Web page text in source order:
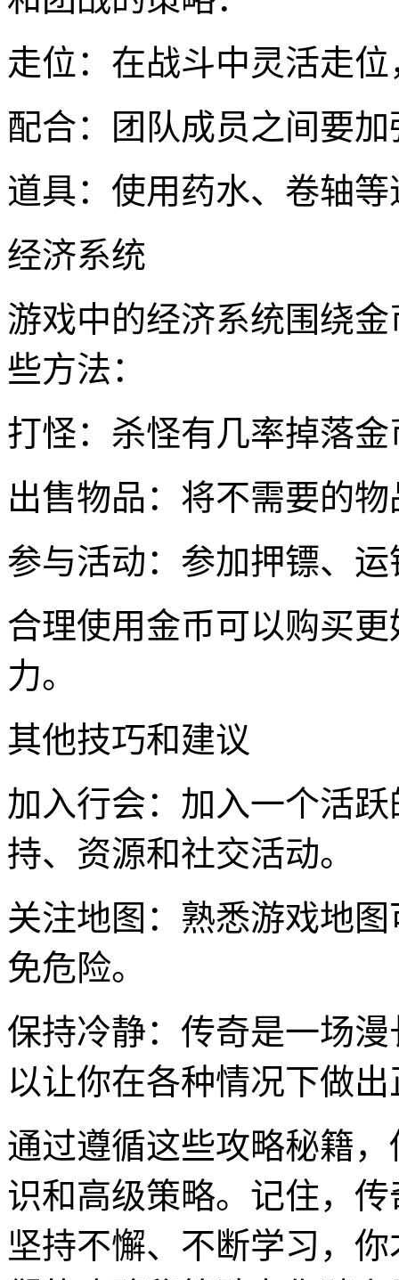
走位：在战斗中灵活走
配合：团队成员之间要
道具：使用药水、卷轴
经济系统
游戏中的经济系统围绕
些方法：
打怪：杀怪有几率掉落金
出售物品：将不需要的
参与活动：参加押镖、
合理使用金币可以购买
力。
其他技巧和建议
加入行会：加入一个活
持、资源和社交活动。
关注地图：熟悉游戏地
免危险。
保持冷静：传奇是一场
以让你在各种情况下做
通过遵循这些攻略秘籍
识和高级策略。记住，
坚持不懈、不断学习，